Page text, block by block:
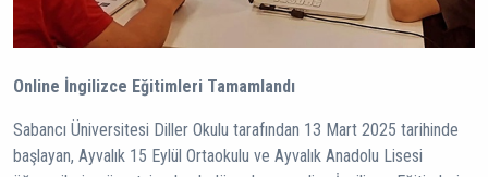
Online İngilizce Eğitimleri Tamamlandı
Sabancı Üniversitesi Diller Okulu tarafından 13 Mart 2025 tarihinde
başlayan, Ayvalık 15 Eylül Ortaokulu ve Ayvalık Anadolu Lisesi